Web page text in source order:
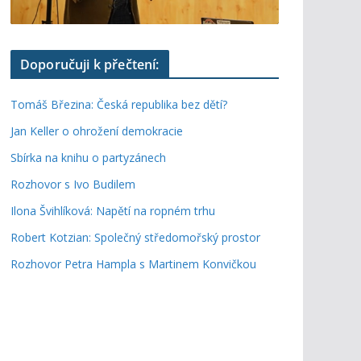
Doporučuji k přečtení:
Tomáš Březina: Česká republika bez dětí?
Jan Keller o ohrožení demokracie
Sbírka na knihu o partyzánech
Rozhovor s Ivo Budilem
Ilona Švihlíková: Napětí na ropném trhu
Robert Kotzian: Společný středomořský prostor
Rozhovor Petra Hampla s Martinem Konvičkou